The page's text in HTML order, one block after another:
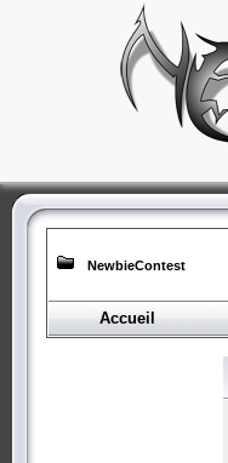
NewbieContest
Accueil